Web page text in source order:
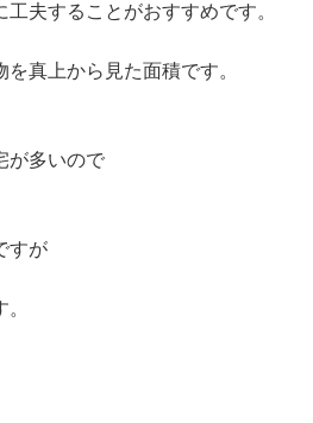
夫することがおすすめです。
真上から見た面積です。
が多いので
すが